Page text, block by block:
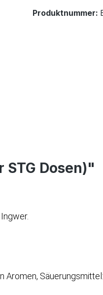
Produktnummer:
Dosen)"